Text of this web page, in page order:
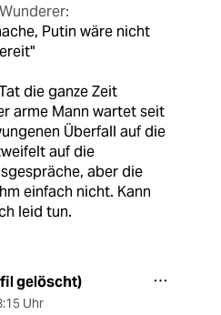
Putin wäre nicht
die ganze Zeit
arme Mann wartet seit
Überfall auf die
auf die
aber die
einfach nicht. Kann
leid tun.
gelöscht)
Uhr